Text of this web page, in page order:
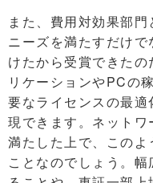
また、費用対効果部
ニーズを満たすだけ
けたから受賞できた
リケーションやPCの
要なライセンスの最
現できます。ネット
満たした上で、このよ
ことなのでしょう。